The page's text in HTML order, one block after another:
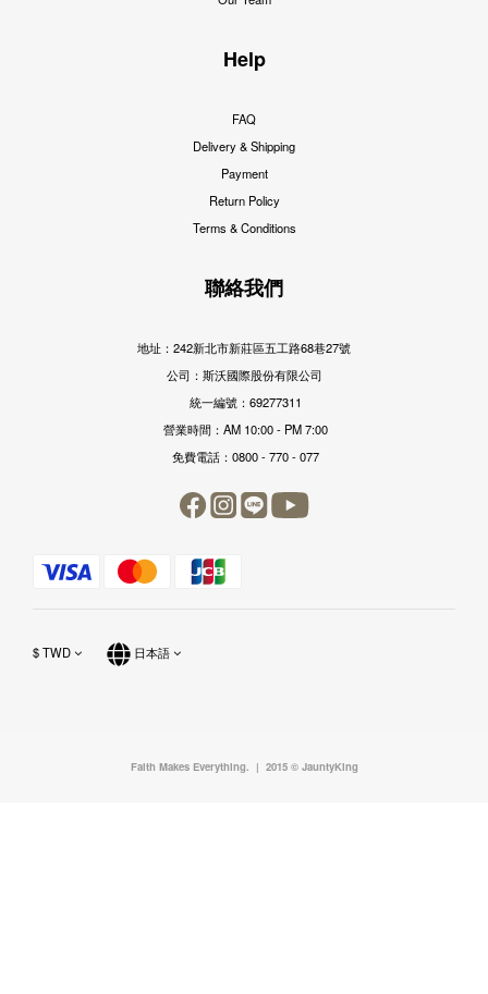
Help
FAQ
Delivery & Shipping
Payment
Return Policy
Terms & Conditions
聯絡我們
地址：242新北市新莊區五工路68巷27號
公司：斯沃國際股份有限公司
統一編號：69277311
營業時間：AM 10:00 - PM 7:00
免費電話：0800 - 770 - 077
$TWD 日本語
Faith Makes Everything. | 2015 © JauntyKing